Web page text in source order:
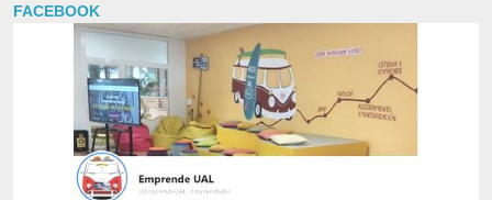
FACEBOOK